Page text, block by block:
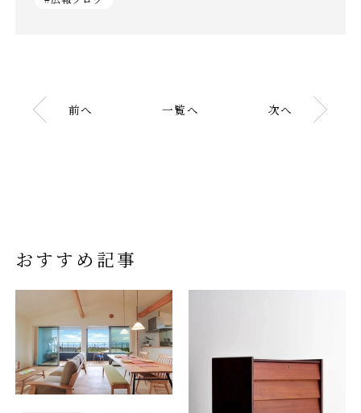
前へ 一覧へ 次へ
おすすめ記事